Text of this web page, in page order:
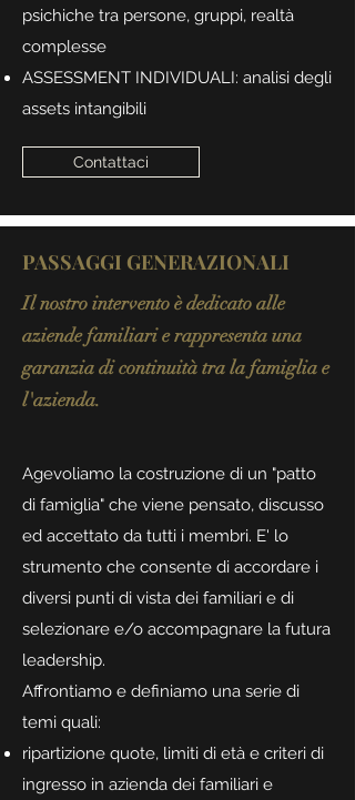
psichiche tra persone, gruppi, realtà
complesse
ASSESSMENT INDIVIDUALI: analisi degli
assets intangibili
Contattaci
PASSAGGI GENERAZIONALI
Il nostro intervento è dedicato alle
aziende familiari e rappresenta una
garanzia di continuità tra la famiglia e
l'azienda.
Agevoliamo la costruzione di un "patto
di famiglia" che viene pensato, discusso
ed accettato da tutti i membri. E' lo
strumento che consente di accordare i
diversi punti di vista dei familiari e di
selezionare e/o accompagnare la futura
leadership.
Affrontiamo e definiamo una serie di
temi quali:
ripartizione quote, limiti di età e criteri di
ingresso in azienda dei familiari e